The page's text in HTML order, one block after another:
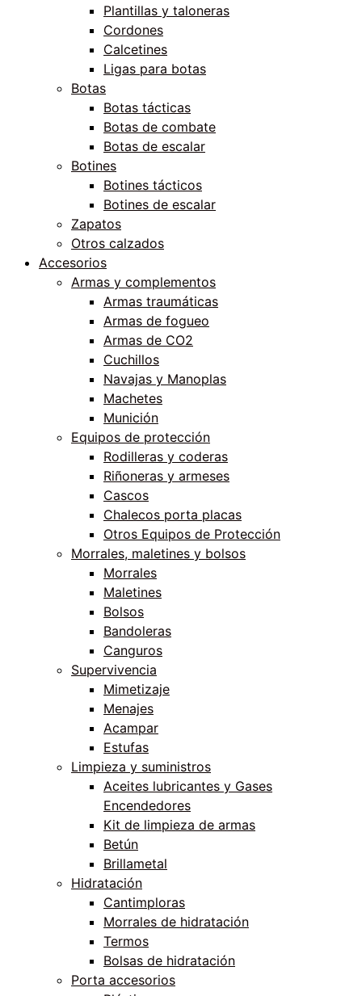
Plantillas y taloneras
Cordones
Calcetines
Ligas para botas
Botas
Botas tácticas
Botas de combate
Botas de escalar
Botines
Botines tácticos
Botines de escalar
Zapatos
Otros calzados
Accesorios
Armas y complementos
Armas traumáticas
Armas de fogueo
Armas de CO2
Cuchillos
Navajas y Manoplas
Machetes
Munición
Equipos de protección
Rodilleras y coderas
Riñoneras y armeses
Cascos
Chalecos porta placas
Otros Equipos de Protección
Morrales, maletines y bolsos
Morrales
Maletines
Bolsos
Bandoleras
Canguros
Supervivencia
Mimetizaje
Menajes
Acampar
Estufas
Limpieza y suministros
Aceites lubricantes y Gases
Encendedores
Kit de limpieza de armas
Betún
Brillametal
Hidratación
Cantimploras
Morrales de hidratación
Termos
Bolsas de hidratación
Porta accesorios